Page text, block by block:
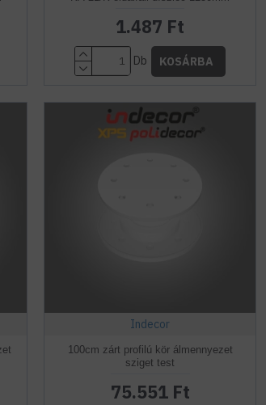
1.487 Ft
Db KOSÁRBA
Indecor
100cm zárt profilú kör álmennyezet
sziget test
75.551 Ft